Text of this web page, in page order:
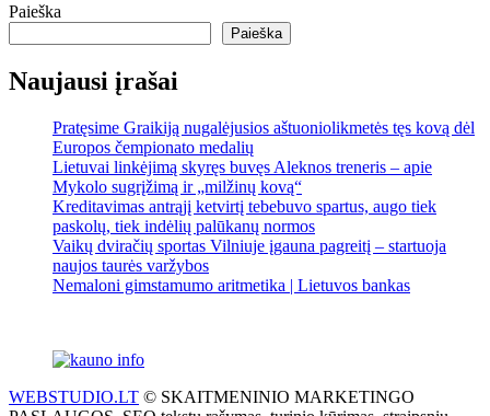
Paieška
Paieška
Naujausi įrašai
Pratęsime Graikiją nugalėjusios aštuoniolikmetės tęs kovą dėl
Europos čempionato medalių
Lietuvai linkėjimą skyręs buvęs Aleknos treneris – apie
Mykolo sugrįžimą ir „milžinų kovą“
Kreditavimas antrąjį ketvirtį tebebuvo spartus, augo tiek
paskolų, tiek indėlių palūkanų normos
Vaikų dviračių sportas Vilniuje įgauna pagreitį – startuoja
naujos taurės varžybos
Nemaloni gimstamumo aritmetika | Lietuvos bankas
WEBSTUDIO.LT © SKAITMENINIO MARKETINGO